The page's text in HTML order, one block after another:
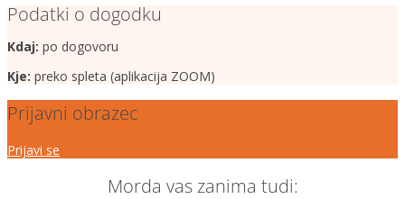
Podatki o dogodku
Kdaj: po dogovoru
Kje: preko spleta (aplikacija ZOOM)
Prijavni obrazec
Prijavi se
Morda vas zanima tudi: